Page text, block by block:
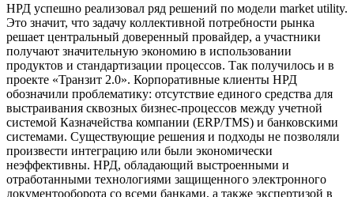
НРД успешно реализовал ряд решений по модели market utility.
Это значит, что задачу коллективной потребности рынка
решает центральный доверенный провайдер, а участники
получают значительную экономию в использовании
продуктов и стандартизации процессов. Так получилось и в
проекте «Транзит 2.0». Корпоративные клиенты НРД
обозначили проблематику: отсутствие единого средства для
выстраивания сквозных бизнес-процессов между учетной
системой Казначейства компании (ERP/TMS) и банковскими
системами. Существующие решения и подходы не позволяли
произвести интеграцию или были экономически
неэффективны. НРД, обладающий выстроенными и
отработанными технологиями защищенного электронного
документооборота со всеми банками, а также экспертизой в